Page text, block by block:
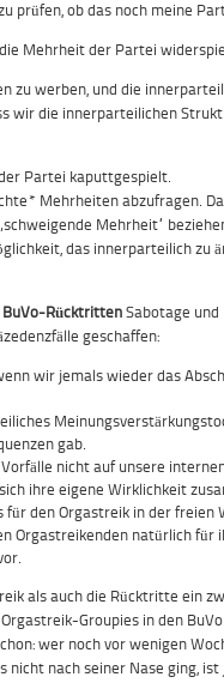
prüfen, ob das noch meine
Mehrheit der Partei
zu werben, und die
wir die innerparteilichen
Partei kaputtgespielt.
Mehrheiten abzufragen.
Mehrheit“
das innerparteilich zu
BuVo-Rücktritten Sabotage
geschaffen:
wir jemals wieder das
gab.
nicht auf unsere
ihre eigene Wirklichkeit
für den Orgastreik in der
Orgastreikenden natürlich für
als auch die Rücktritte ein
Groupies in den
wer noch vor wenigen
nicht nach seiner Nase ging,